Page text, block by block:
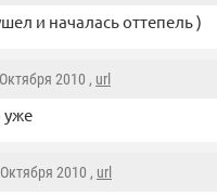
и началась оттепель )
2010 , url
уже
2010 , url